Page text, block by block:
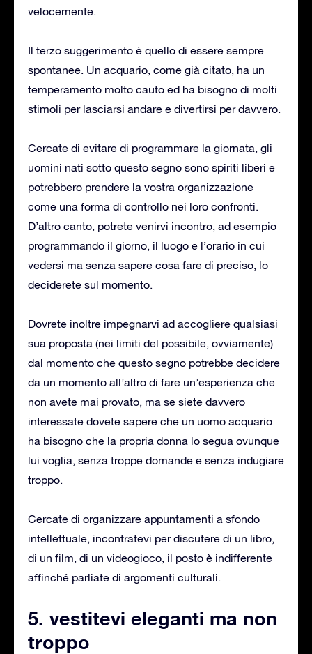
velocemente.
Il terzo suggerimento è quello di essere sempre
spontanee. Un acquario, come già citato, ha un
temperamento molto cauto ed ha bisogno di molti
stimoli per lasciarsi andare e divertirsi per davvero.
Cercate di evitare di programmare la giornata, gli
uomini nati sotto questo segno sono spiriti liberi e
potrebbero prendere la vostra organizzazione
come una forma di controllo nei loro confronti.
D’altro canto, potrete venirvi incontro, ad esempio
programmando il giorno, il luogo e l’orario in cui
vedersi ma senza sapere cosa fare di preciso, lo
deciderete sul momento.
Dovrete inoltre impegnarvi ad accogliere qualsiasi
sua proposta (nei limiti del possibile, ovviamente)
dal momento che questo segno potrebbe decidere
da un momento all’altro di fare un’esperienza che
non avete mai provato, ma se siete davvero
interessate dovete sapere che un uomo acquario
ha bisogno che la propria donna lo segua ovunque
lui voglia, senza troppe domande e senza indugiare
troppo.
Cercate di organizzare appuntamenti a sfondo
intellettuale, incontratevi per discutere di un libro,
di un film, di un videogioco, il posto è indifferente
affinché parliate di argomenti culturali.
5. vestitevi eleganti ma non
troppo